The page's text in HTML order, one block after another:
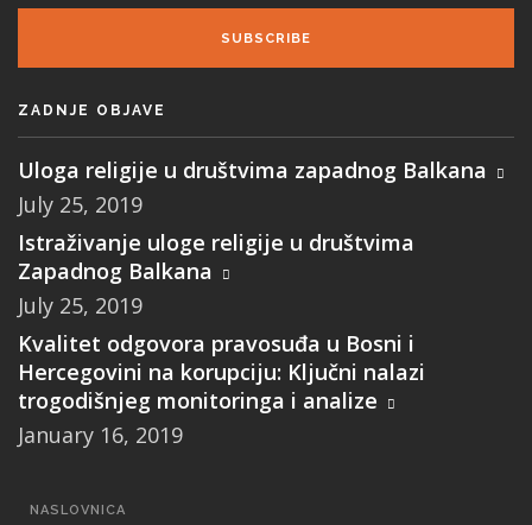
SUBSCRIBE
ZADNJE OBJAVE
Uloga religije u društvima zapadnog Balkana
July 25, 2019
Istraživanje uloge religije u društvima
Zapadnog Balkana
July 25, 2019
Kvalitet odgovora pravosuđa u Bosni i
Hercegovini na korupciju: Ključni nalazi
trogodišnjeg monitoringa i analize
January 16, 2019
MAIN
NASLOVNICA